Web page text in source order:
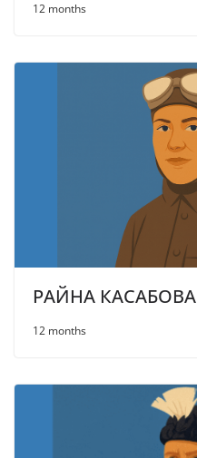
12 months
РАЙНА КАСАБОВА
12 months